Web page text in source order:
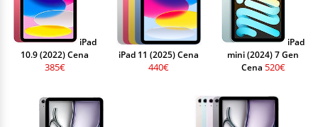
iPad
10.9 (2022) Cena
385€
iPad 11 (2025) Cena
440€
iPad
mini (2024) 7 Gen
Cena 520€